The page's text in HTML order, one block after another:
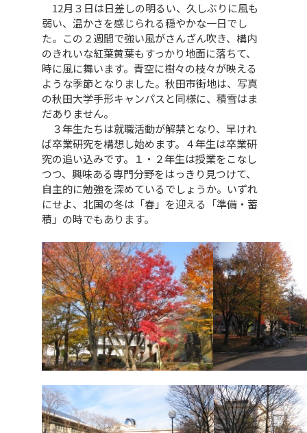
12月３日は日差しの明るい、久しぶりに風も
弱い、温かさを感じられる穏やかな一日でし
た。この２週間で強い風がさんざん吹き、構内
のきれいな紅葉黄葉もすっかり地面に落ちて、
時に風に舞います。青空に樹々の枝々が映える
ような季節となりました。秋田市街地は、写真
の秋田大学手形キャンパスと同様に、積雪はま
だありません。
３年生たちは就職活動が解禁となり、早けれ
ば卒業研究を構想し始めます。４年生は卒業研
究の追い込みです。１・２年生は授業をこなし
つつ、興味ある専門分野をはっきり見つけて、
自主的に勉強を深めているでしょうか。いずれ
にせよ、北国の冬は「春」を迎える「準備・蓄
積」の時でもあります。